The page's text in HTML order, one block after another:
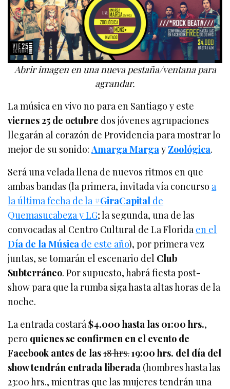
Abrir imagen en una nueva pestaña/ventana para
agrandar.
La música en vivo no para en Santiago y este
viernes 25 de octubre dos jóvenes agrupaciones
llegarán al corazón de Providencia para mostrar lo
mejor de su sonido:Amarga Margay Zoológica.
Será una velada llena de nuevos ritmos en que
ambas bandas (la primera, invitada vía concurso a
la última fecha de la#GiraCapital de
Quemasucabeza y LG; la segunda, una de las
convocadas al Centro Cultural de La Floridaen el
Día de la Música de este año), por primera vez
juntas, se tomarán el escenario del Club
Subterráneo. Por supuesto, habrá fiesta post-
show para que la rumba siga hasta altas horas de la
noche.
La entrada costará$4.000 hasta las 01:00 hrs.,
pero quienes se confirmen en el evento de
Facebook antes de las18 hrs.19:00 hrs. del día del
show tendrán entrada liberada (hombres hasta las
23:00 hrs., mientras que las mujeres tendrán una